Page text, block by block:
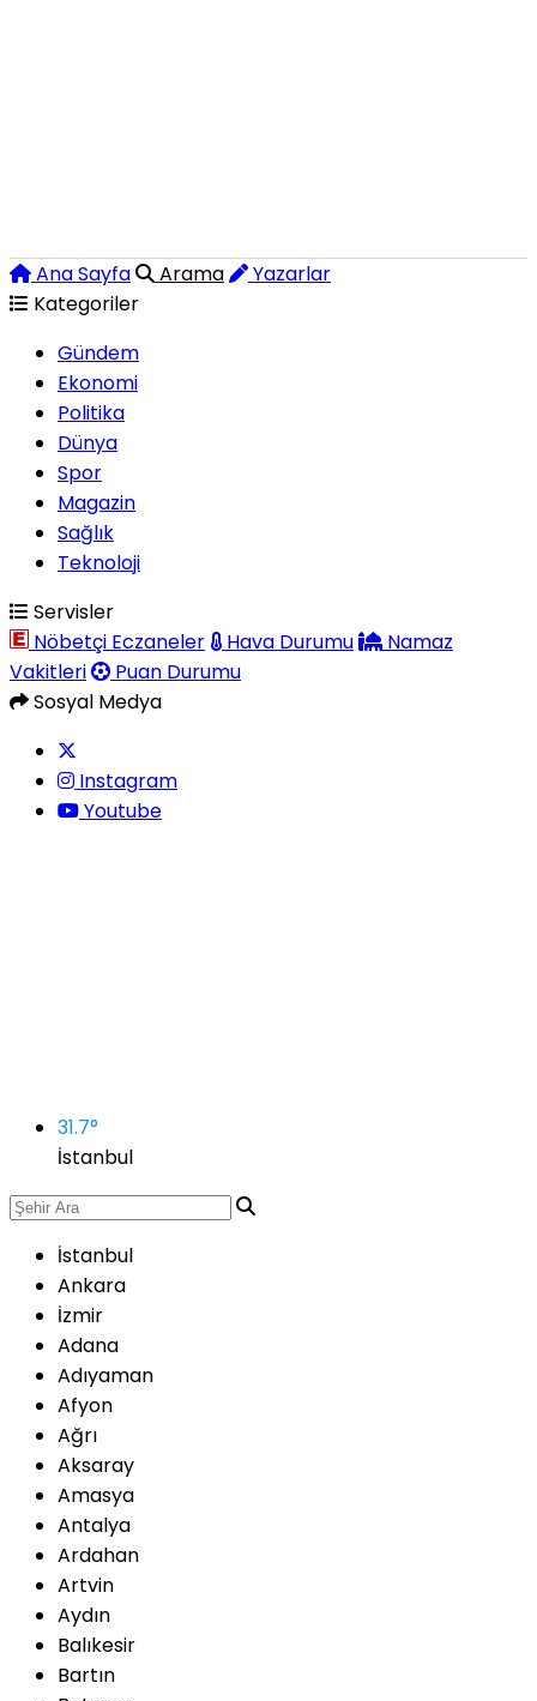
Ana Sayfa Arama
Yazarlar
Kategoriler
Gündem
Ekonomi
Politika
Dünya
Spor
Magazin
Sağlık
Teknoloji
Servisler
Nöbetçi Eczaneler
Hava Durumu
Namaz
Vakitleri
Puan Durumu
Sosyal Medya
Instagram
Youtube
31.7°
İstanbul
İstanbul
Ankara
İzmir
Adana
Adıyaman
Afyon
Ağrı
Aksaray
Amasya
Antalya
Ardahan
Artvin
Aydın
Balıkesir
Bartın